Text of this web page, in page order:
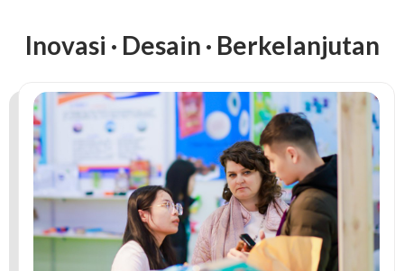
Inovasi · Desain · Berkelanjutan